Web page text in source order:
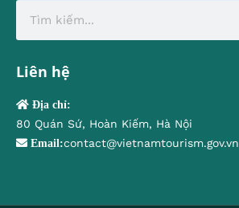
Liên hệ
Địa chỉ:
80 Quán Sứ, Hoàn Kiếm, Hà Nội
Email:contact@vietnamtourism.gov.vn